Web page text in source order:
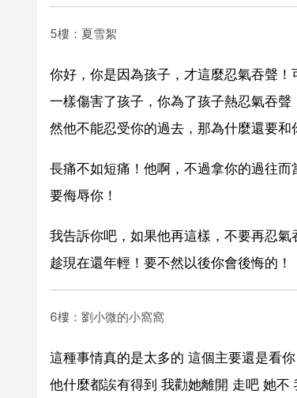
5樓：夏雪絮
你好，你是因為孩子，才這麼忍氣吞聲
一樣傷害了孩子，你為了孩子熱忍氣吞
然他不能忍受你的過去，那為什麼還要和
長痛不如短痛！他啊，不過拿你的過往
要侮辱你！
我告訴你吧，如果他再這樣，不要再忍
趁現在還年輕！要不然以後你會後悔的！
6樓：劉小微的小窩窩
這種事情真的是太多的 這個主要還是看
他什麼都誒有得到 我勸她離開 走吧 她